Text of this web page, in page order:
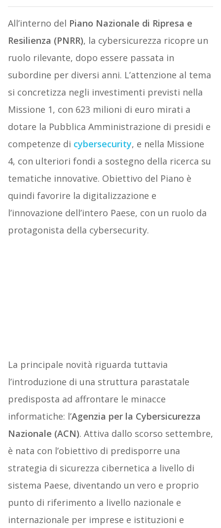
All’interno del Piano Nazionale di Ripresa e
Resilienza (PNRR), la cybersicurezza ricopre un
ruolo rilevante, dopo essere passata in
subordine per diversi anni. L’attenzione al tema
si concretizza negli investimenti previsti nella
Missione 1, con 623 milioni di euro mirati a
dotare la Pubblica Amministrazione di presidi e
competenze di cybersecurity, e nella Missione
4, con ulteriori fondi a sostegno della ricerca su
tematiche innovative. Obiettivo del Piano è
quindi favorire la digitalizzazione e
l’innovazione dell’intero Paese, con un ruolo da
protagonista della cybersecurity.
La principale novità riguarda tuttavia
l’introduzione di una struttura parastatale
predisposta ad affrontare le minacce
informatiche: l’Agenzia per la Cybersicurezza
Nazionale (ACN). Attiva dallo scorso settembre,
è nata con l’obiettivo di predisporre una
strategia di sicurezza cibernetica a livello di
sistema Paese, diventando un vero e proprio
punto di riferimento a livello nazionale e
internazionale per imprese e istituzioni e